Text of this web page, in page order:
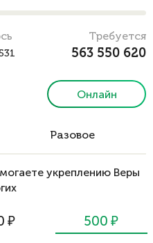
Требуется
563 550 620
Онлайн
Разовое
укреплению Веры
₽ 500 ₽